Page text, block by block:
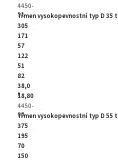
4450-
51
Třmen vysokopevnostní typ D 35 t
305
171
57
122
51
82
38,0
t
18,80
4450-
60
Třmen vysokopevnostní typ D 55 t
375
195
70
150